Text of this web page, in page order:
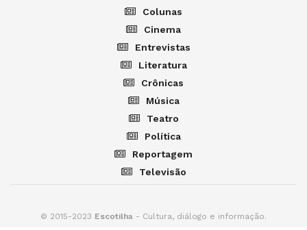
Colunas
Cinema
Entrevistas
Literatura
Crônicas
Música
Teatro
Política
Reportagem
Televisão
© 2015-2023 Escotilha - Cultura, diálogo e informação.